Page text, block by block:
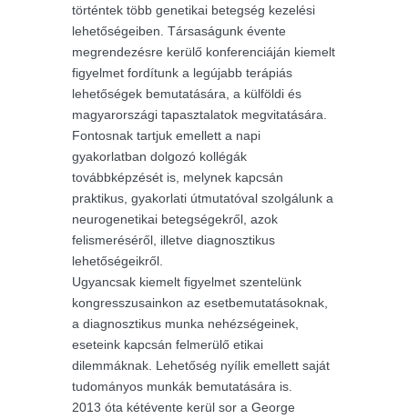
történtek több genetikai betegség kezelési
lehetőségeiben. Társaságunk évente
megrendezésre kerülő konferenciáján kiemelt
figyelmet fordítunk a legújabb terápiás
lehetőségek bemutatására, a külföldi és
magyarországi tapasztalatok megvitatására.
Fontosnak tartjuk emellett a napi
gyakorlatban dolgozó kollégák
továbbképzését is, melynek kapcsán
praktikus, gyakorlati útmutatóval szolgálunk a
neurogenetikai betegségekről, azok
felismeréséről, illetve diagnosztikus
lehetőségeikről.
Ugyancsak kiemelt figyelmet szentelünk
kongresszusainkon az esetbemutatásoknak,
a diagnosztikus munka nehézségeinek,
eseteink kapcsán felmerülő etikai
dilemmáknak. Lehetőség nyílik emellett saját
tudományos munkák bemutatására is.
2013 óta kétévente kerül sor a George